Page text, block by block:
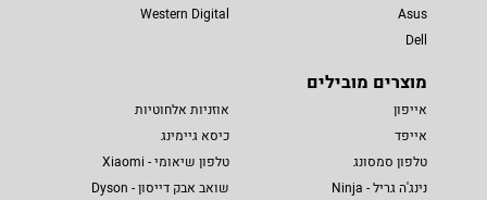
Asus
Dell
Western Digital
מוצרים מובילים
אייפון
אייפד
טלפון סמסונג
נינג'ה גריל - Ninja
אוזניות אלחוטיות
כיסא גיימינג
טלפון שיאומי - Xiaomi
שואב אבק דייסון - Dyson